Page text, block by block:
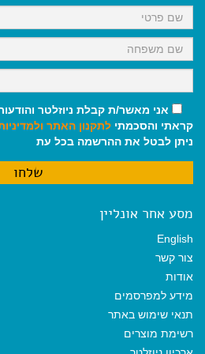
p
m
אני מאשר/ת קבלת ניוזלטר
קראתי והסכמתי לתקנון האתר
ניתן לבטל את ההרשמה בכל עת
מסע אחר אונליין
English
צור קשר
אודות
מידע למפרסמים
תנאי שימוש באתר
רשימת מוצרים